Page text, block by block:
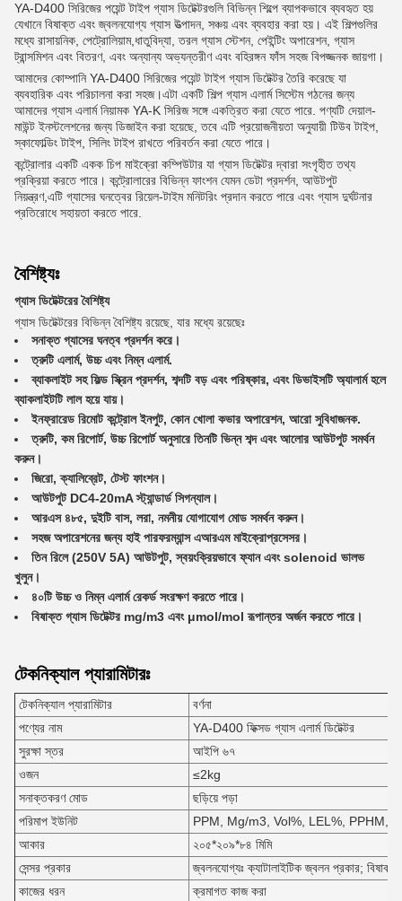
YA-D400 সিরিজের পয়েন্ট টাইপ গ্যাস ডিটেক্টরগুলি বিভিন্ন শিল্পে ব্যাপকভাবে ব্যবহৃত হয়
যেখানে বিষাক্ত এবং জ্বলনযোগ্য গ্যাস উত্পাদন, সঞ্চয় এবং ব্যবহার করা হয়। এই শিল্পগুলির
মধ্যে রাসায়নিক, পেট্রোলিয়াম,ধাতুবিদ্যা, তরল গ্যাস স্টেশন, পেইন্টিং অপারেশন, গ্যাস
ট্রান্সমিশন এবং বিতরণ, এবং অন্যান্য অভ্যন্তরীণ এবং বহিরঙ্গন ফাঁস সহজ বিপজ্জনক জায়গা।
আমাদের কোম্পানি YA-D400 সিরিজের পয়েন্ট টাইপ গ্যাস ডিটেক্টর তৈরি করেছে যা
ব্যবহারিক এবং পরিচালনা করা সহজ।এটা একটি শিল্প গ্যাস এলার্ম সিস্টেম গঠনের জন্য
আমাদের গ্যাস এলার্ম নিয়ামক YA-K সিরিজ সঙ্গে একত্রিত করা যেতে পারে. পণ্যটি দেয়াল-
মাউন্ট ইনস্টলেশনের জন্য ডিজাইন করা হয়েছে, তবে এটি প্রয়োজনীয়তা অনুযায়ী টিউব টাইপ,
স্কাফোল্ডিং টাইপ, সিলিং টাইপ রাখতে পরিবর্তন করা যেতে পারে।
কন্ট্রোলার একটি একক চিপ মাইক্রো কম্পিউটার যা গ্যাস ডিটেক্টর দ্বারা সংগৃহীত তথ্য
প্রক্রিয়া করতে পারে। কন্ট্রোলারের বিভিন্ন ফাংশন যেমন ডেটা প্রদর্শন, আউটপুট
নিয়ন্ত্রণ,এটি গ্যাসের ঘনত্বের রিয়েল-টাইম মনিটরিং প্রদান করতে পারে এবং গ্যাস দুর্ঘটনার
প্রতিরোধে সহায়তা করতে পারে.
বৈশিষ্ট্যঃ
গ্যাস ডিটেক্টরের বৈশিষ্ট্য
গ্যাস ডিটেক্টরের বিভিন্ন বৈশিষ্ট্য রয়েছে, যার মধ্যে রয়েছেঃ
সনাক্ত গ্যাসের ঘনত্ব প্রদর্শন করে।
ত্রুটি এলার্ম, উচ্চ এবং নিম্ন এলার্ম.
ব্যাকলাইট সহ ফিল্ড স্ক্রিন প্রদর্শন, শব্দটি বড় এবং পরিষ্কার, এবং ডিভাইসটি অ্যালার্ম হলে
ব্যাকলাইটটি লাল হয়ে যায়।
ইনফ্রারেড রিমোট কন্ট্রোল ইনপুট, কোন খোলা কভার অপারেশন, আরো সুবিধাজনক.
ত্রুটি, কম রিপোর্ট, উচ্চ রিপোর্ট অনুসারে তিনটি ভিন্ন শব্দ এবং আলোর আউটপুট সমর্থন
করুন।
জিরো, ক্যালিব্রেট, টেস্ট ফাংশন।
আউটপুট DC4-20mA স্ট্যান্ডার্ড সিগন্যাল।
আরএস ৪৮৫, দুইটি বাস, লরা, নমনীয় যোগাযোগ মোড সমর্থন করুন।
সহজ অপারেশনের জন্য হাই পারফরম্যান্স এআরএম মাইক্রোপ্রসেসর।
তিন রিলে (250V 5A) আউটপুট, স্বয়ংক্রিয়ভাবে ফ্যান এবং solenoid ভালভ
খুলুন।
৪০টি উচ্চ ও নিম্ন এলার্ম রেকর্ড সংরক্ষণ করতে পারে।
বিষাক্ত গ্যাস ডিটেক্টর mg/m3 এবং μmol/mol রূপান্তর অর্জন করতে পারে।
টেকনিক্যাল প্যারামিটারঃ
টেকনিক্যাল প্যারামিটার
বর্ণনা
পণ্যের নাম
YA-D400 ফিক্সড গ্যাস এলার্ম ডিটেক্টর
সুরক্ষা স্তর
আইপি ৬৭
ওজন
≤2kg
সনাক্তকরণ মোড
ছড়িয়ে পড়া
পরিমাপ ইউনিট
PPM, Mg/m3, Vol%, LEL%, PPHM,
আকার
২০৫*২০৯*৮৪ মিমি
সেন্সর প্রকার
জ্বলনযোগ্যঃ ক্যাটালাইটিক জ্বলন প্রকার;
কাজের ধরন
ক্রমাগত কাজ করা